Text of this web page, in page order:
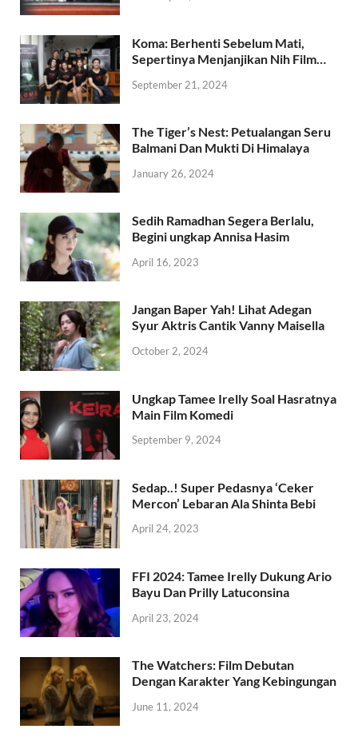
Koma: Berhenti Sebelum Mati,
Sepertinya Menjanjikan Nih Film…
September 21, 2024
The Tiger’s Nest: Petualangan Seru
Balmani Dan Mukti Di Himalaya
January 26, 2024
Sedih Ramadhan Segera Berlalu,
Begini ungkap Annisa Hasim
April 16, 2023
Jangan Baper Yah! Lihat Adegan
Syur Aktris Cantik Vanny Maisella
October 2, 2024
Ungkap Tamee Irelly Soal Hasratnya
Main Film Komedi
September 9, 2024
Sedap..! Super Pedasnya ‘Ceker
Mercon’ Lebaran Ala Shinta Bebi
April 24, 2023
FFI 2024: Tamee Irelly Dukung Ario
Bayu Dan Prilly Latuconsina
April 23, 2024
The Watchers: Film Debutan
Dengan Karakter Yang Kebingungan
June 11, 2024